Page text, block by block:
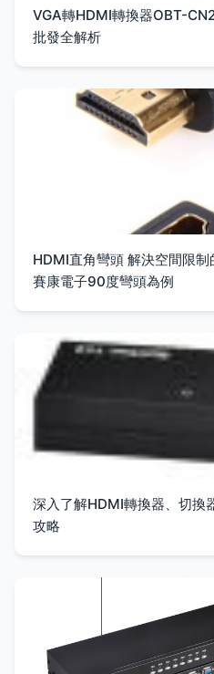
VGA轉HDMI轉換器OBT-
批發全解析
HDMI直角彎頭 解決空間限
賽康電子90度彎頭為例
深入了解HDMI轉換器、切換
攻略